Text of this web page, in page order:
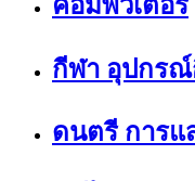
กีฬา อุปกร
ดนตรี การแ